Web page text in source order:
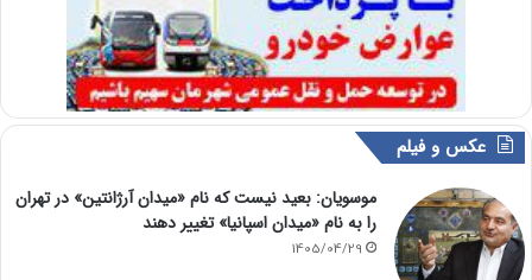
عکس و فیلم
موسویان: بعید نیست که نام «میدان آرژانتین» در تهران
را به نام «میدان اسپانیا» تغییر دهند
1405/04/29